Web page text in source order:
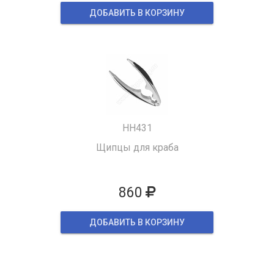
ДОБАВИТЬ В КОРЗИНУ
HH431
Щипцы для краба
860
ДОБАВИТЬ В КОРЗИНУ